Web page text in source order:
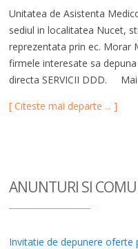
Unitatea de Asistenta
sediul in localitatea Nucet,
reprezentata prin ec. Morar
firmele interesate sa
directa SERVICII DDD.
[ Citeste mai departe ... ]
ANUNTURI SI COM
Invitatie de depunere oferte